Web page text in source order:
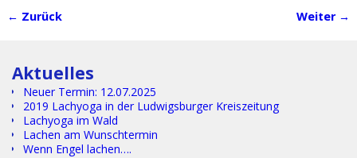
← Zurück Weiter →
Aktuelles
Neuer Termin: 12.07.2025
2019 Lachyoga in der Ludwigsburger Kreiszeitung
Lachyoga im Wald
Lachen am Wunschtermin
Wenn Engel lachen….